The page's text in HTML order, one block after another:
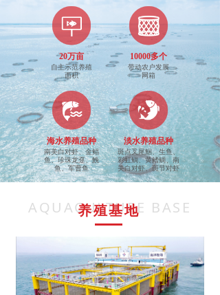
20万亩
自主示范养殖
面积
10000多个
带动农户发展
网箱
海水养殖品种
南美白对虾、金鲳
鱼、珍珠龙趸、鮸
鱼、军曹鱼
淡水养殖品种
斑点叉尾鮰、生鱼、
彩虹鲷、黄鳍鲷、南
美白对虾、斑节对虾
AQUACULTURE BASE
养殖基地